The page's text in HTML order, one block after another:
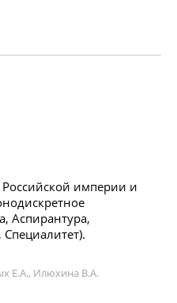
империи и
Аспирантура,
Специалитет).
Е.А., Илюхина В.А.